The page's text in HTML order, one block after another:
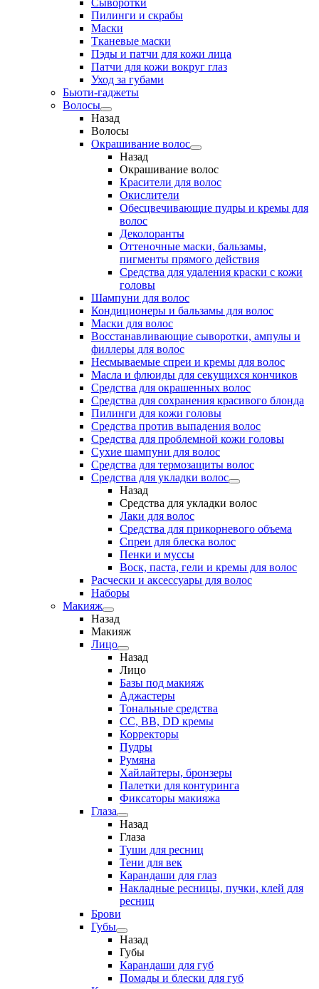
Сыворотки
Пилинги и скрабы
Маски
Тканевые маски
Пэды и патчи для кожи лица
Патчи для кожи вокруг глаз
Уход за губами
Бьюти-гаджеты
Волосы
Назад
Волосы
Окрашивание волос
Назад
Окрашивание волос
Красители для волос
Окислители
Обесцвечивающие пудры и кремы для
волос
Деколоранты
Оттеночные маски, бальзамы,
пигменты прямого действия
Средства для удаления краски с кожи
головы
Шампуни для волос
Кондиционеры и бальзамы для волос
Маски для волос
Восстанавливающие сыворотки, ампулы и
филлеры для волос
Несмываемые спреи и кремы для волос
Масла и флюиды для секущихся кончиков
Средства для окрашенных волос
Средства для сохранения красивого блонда
Пилинги для кожи головы
Средства против выпадения волос
Средства для проблемной кожи головы
Сухие шампуни для волос
Средства для термозащиты волос
Средства для укладки волос
Назад
Средства для укладки волос
Лаки для волос
Средства для прикорневого объема
Спреи для блеска волос
Пенки и муссы
Воск, паста, гели и кремы для волос
Расчески и аксессуары для волос
Наборы
Макияж
Назад
Макияж
Лицо
Назад
Лицо
Базы под макияж
Аджастеры
Тональные средства
CC, BB, DD кремы
Корректоры
Пудры
Румяна
Хайлайтеры, бронзеры
Палетки для контуринга
Фиксаторы макияжа
Глаза
Назад
Глаза
Туши для ресниц
Тени для век
Карандаши для глаз
Накладные ресницы, пучки, клей для
ресниц
Брови
Губы
Назад
Губы
Карандаши для губ
Помады и блески для губ